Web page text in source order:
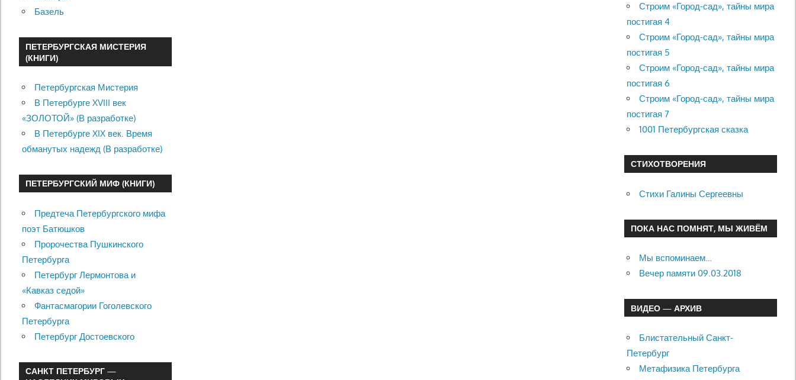
Базель
ПЕТЕРБУРГСКАЯ МИСТЕРИЯ
(КНИГИ)
Петербургская Мистерия
В Петербурге XVIII век
«ЗОЛОТОЙ» (В разработке)
В Петербурге XIX век. Время
обманутых надежд (В разработке)
ПЕТЕРБУРГСКИЙ МИФ (КНИГИ)
Предтеча Петербургского мифа
поэт Батюшков
Пророчества Пушкинского
Петербурга
Петербург Лермонтова и
«Кавказ седой»
Фантасмагории Гоголевского
Петербурга
Петербург Достоевского
САНКТ ПЕТЕРБУРГ —
Строим «Город-сад», тайны мира
постигая 4
Строим «Город-сад», тайны мира
постигая 5
Строим «Город-сад», тайны мира
постигая 6
Строим «Город-сад», тайны мира
постигая 7
1001 Петербургская сказка
СТИХОТВОРЕНИЯ
Стихи Галины Сергеевны
ПОКА НАС ПОМНЯТ, МЫ ЖИВЁМ
Мы вспоминаем…
Вечер памяти 09.03.2018
ВИДЕО — АРХИВ
Блистательный Санкт-
Петербург
Метафизика Петербурга